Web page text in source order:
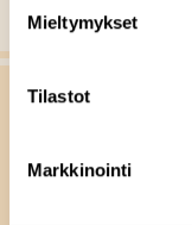
Mieltymykset
Tilastot
Markkinointi